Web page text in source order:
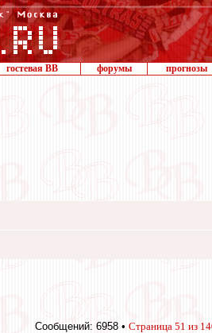
гостевая ВВ форумы прогнозы
Сообщений: 6958 • Страница 51 из